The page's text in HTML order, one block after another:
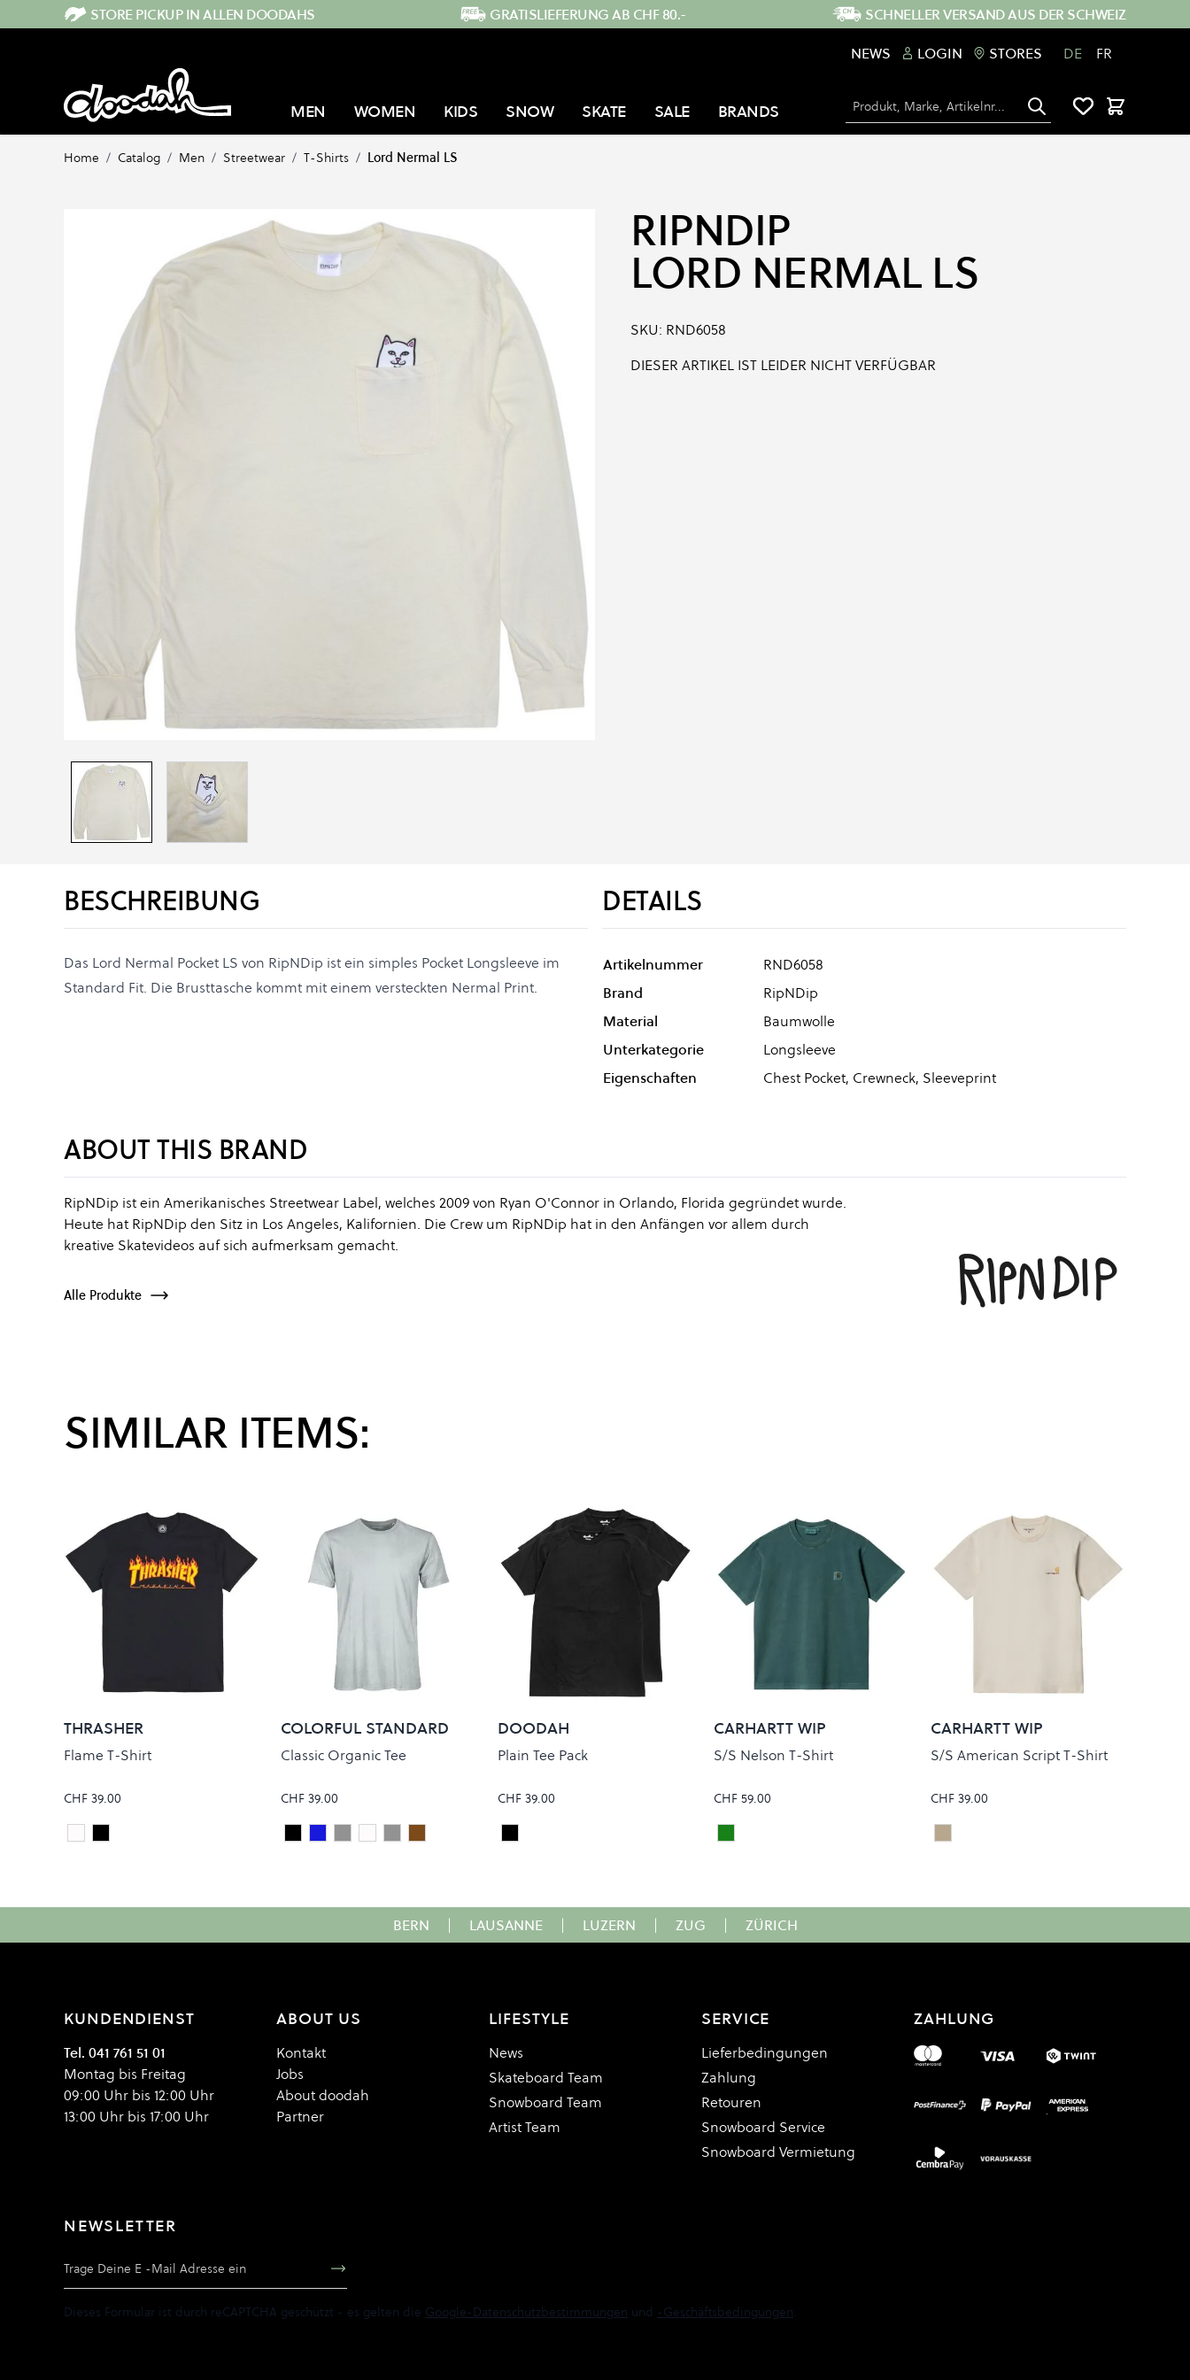
Direkt zum InhaltSTORE PICKUP IN ALLEN DOODAHS GRATISLIEFERUNG AB CHF 80.-
SCHNELLER VERSAND AUS DER SCHWEIZ
NEWS
LOGIN STORES DE FR
MEN WOMEN KIDS SNOW SKATE SALE BRANDS Suche Warenkorb
Home / Catalog / Men / Streetwear / T-Shirts / Lord Nermal LS
RIPNDIP
LORD NERMAL LS
SKU: RND6058
DIESER ARTIKEL IST LEIDER NICHT VERFÜGBAR
BESCHREIBUNG
Das Lord Nermal Pocket LS von RipNDip ist ein simples Pocket Longsleeve im
Standard Fit. Die Brusttasche kommt mit einem versteckten Nermal Print.
DETAILS
Artikelnummer
RND6058
Brand
RipNDip
Material
Baumwolle
Unterkategorie
Longsleeve
Eigenschaften
Chest Pocket, Crewneck, Sleeveprint
ABOUT THIS BRAND
RipNDip ist ein Amerikanisches Streetwear Label, welches 2009 von Ryan O'Connor in Orlando, Florida gegründet wurde.
Heute hat RipNDip den Sitz in Los Angeles, Kalifornien. Die Crew um RipNDip hat in den Anfängen vor allem durch
kreative Skatevideos auf sich aufmerksam gemacht.
Alle Produkte
SIMILAR ITEMS:
THRASHER
Flame T-Shirt
CHF 39.00
Colour
WhiteBlack
COLORFUL STANDARD
Classic Organic Tee
CHF 39.00
Colour
Deep Black
Steel Blue
FADED GREY
OPTICAL WHITE
SNOW MELANGE
MISTY BROWN
DOODAH
Plain Tee Pack
CHF 39.00
Colour
Black
CARHARTT WIP
S/S Nelson T-Shirt
CHF 59.00
Colour
BOTANIC
CARHARTT WIP
S/S American Script T-Shirt
CHF 39.00
Colour
Natural
BERN | LAUSANNE | LUZERN | ZUG | ZÜRICH
KUNDENDIENST
Tel. 041 761 51 01
Montag bis Freitag
09:00 Uhr bis 12:00 Uhr
13:00 Uhr bis 17:00 Uhr
ABOUT US
Kontakt
Jobs
About doodah
Partner
LIFESTYLE
News
Skateboard Team
Snowboard Team
Artist Team
SERVICE
Lieferbedingungen
Zahlung
Retouren
Snowboard Service
Snowboard Vermietung
ZAHLUNG
NEWSLETTER
Dieses Formular ist durch reCAPTCHA geschützt - es gelten die Google-Datenschutzbestimmungen und -Geschäftsbedingungen.